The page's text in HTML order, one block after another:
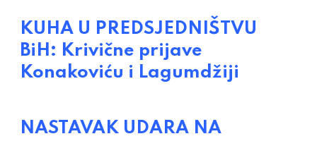
KUHA U PREDSJEDNIŠTVU
BiH: Krivične prijave
Konakoviću i Lagumdžiji
NASTAVAK UDARA NA